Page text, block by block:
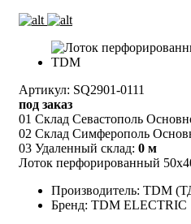
Артикул: SQ2901-0111
под заказ
01 Склад Севастополь
02 Склад Симферополь
03 Удаленный склад: 0 м
Лоток перфорированный
Производитель: TDM
Бренд: TDM ELECTRIC